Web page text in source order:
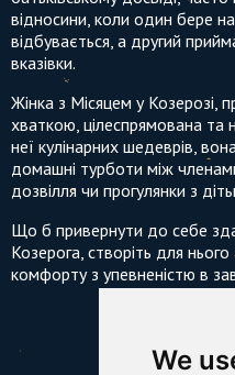
We
відносини, коли один бере
відбувається, а другий
вказівки.
Жінка з Місяцем у Козерозі,
хваткою, цілеспрямована та
неї кулінарних шедеврів,
домашні турботи між
дозвілля чи прогулянки з
Що б привернути до себе
Козерога, створіть для
комфорту з упевненістю в